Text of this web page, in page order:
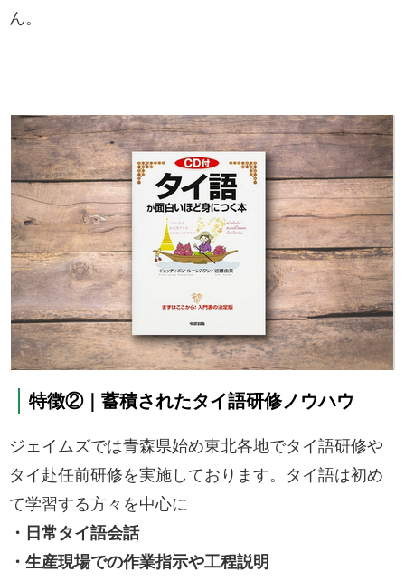
ん。
特徴②｜蓄積されたタイ語研修ノウハウ
ジェイムズでは青森県始め東北各地でタイ語研修や
タイ赴任前研修を実施しております。タイ語は初め
て学習する方々を中心に
・日常タイ語会話
・生産現場での作業指示や工程説明